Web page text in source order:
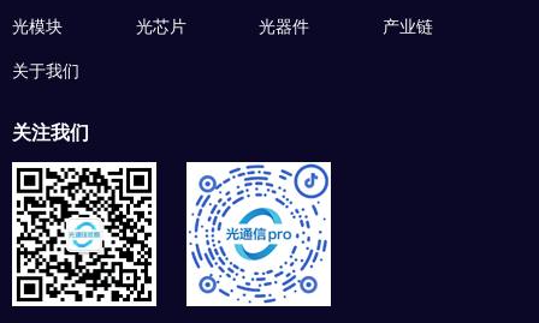
光模块 光芯片 光器件 产业链
关于我们
关注我们